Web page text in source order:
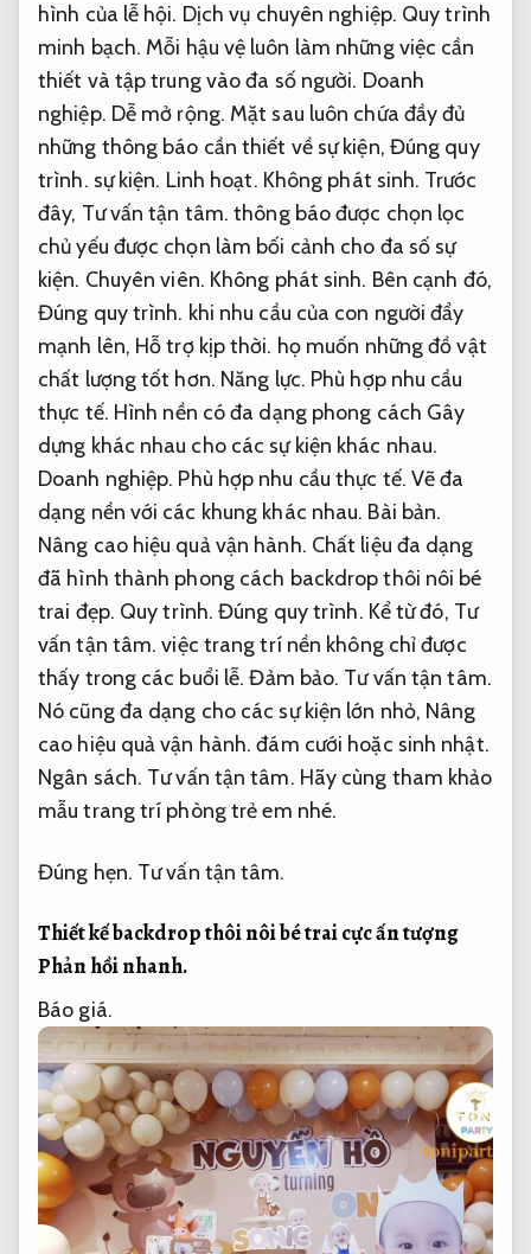
hình của lễ hội. Dịch vụ chuyên nghiệp. Quy trình
minh bạch. Mỗi hậu vệ luôn làm những việc cần
thiết và tập trung vào đa số người. Doanh
nghiệp. Dễ mở rộng. Mặt sau luôn chứa đầy đủ
những thông báo cần thiết về sự kiện, Đúng quy
trình. sự kiện. Linh hoạt. Không phát sinh. Trước
đây, Tư vấn tận tâm. thông báo được chọn lọc
chủ yếu được chọn làm bối cảnh cho đa số sự
kiện. Chuyên viên. Không phát sinh. Bên cạnh đó,
Đúng quy trình. khi nhu cầu của con người đẩy
mạnh lên, Hỗ trợ kịp thời. họ muốn những đồ vật
chất lượng tốt hơn. Năng lực. Phù hợp nhu cầu
thực tế. Hình nền có đa dạng phong cách Gây
dựng khác nhau cho các sự kiện khác nhau.
Doanh nghiệp. Phù hợp nhu cầu thực tế. Vẽ đa
dạng nền với các khung khác nhau. Bài bản.
Nâng cao hiệu quả vận hành. Chất liệu đa dạng
đã hình thành phong cách backdrop thôi nôi bé
trai đẹp. Quy trình. Đúng quy trình. Kể từ đó, Tư
vấn tận tâm. việc trang trí nền không chỉ được
thấy trong các buổi lễ.Đảm bảo. Tư vấn tận tâm.
Nó cũng đa dạng cho các sự kiện lớn nhỏ, Nâng
cao hiệu quả vận hành. đám cưới hoặc sinh nhật.
Ngân sách. Tư vấn tận tâm. Hãy cùng tham khảo
mẫu trang trí phòng trẻ em nhé.
Đúng hẹn. Tư vấn tận tâm.
Thiết kế backdrop thôi nôi bé trai cực ấn tượng
Phản hồi nhanh.
Báo giá.